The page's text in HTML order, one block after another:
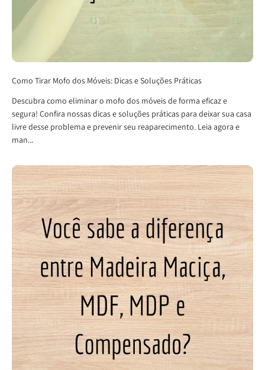
Como Tirar Mofo dos Móveis: Dicas e Soluções Práticas
Descubra como eliminar o mofo dos móveis de forma eficaz e
segura! Confira nossas dicas e soluções práticas para deixar sua casa
livre desse problema e prevenir seu reaparecimento. Leia agora e
man...